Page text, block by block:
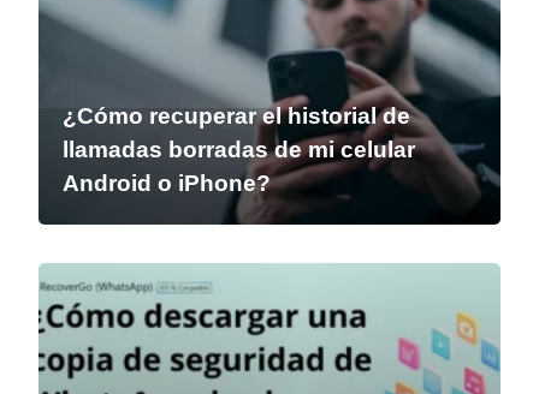
¿Cómo recuperar el historial de
llamadas borradas de mi celular
Android o iPhone?